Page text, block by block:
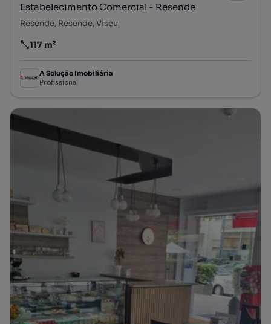
Estabelecimento Comercial - Resende
Resende, Resende, Viseu
Preço por metro quadrado
117 m²
A Solução Imobiliária
Profissional